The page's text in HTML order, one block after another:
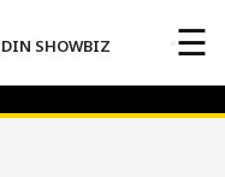
SHOWBIZ ☰